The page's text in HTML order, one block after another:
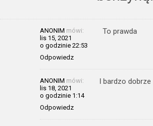
ANONIM mówi:
lis 15, 2021
o godzinie 22:53
Odpowiedz
To prawda
ANONIM mówi:
lis 18, 2021
o godzinie 1:14
Odpowiedz
I bardzo dobrze